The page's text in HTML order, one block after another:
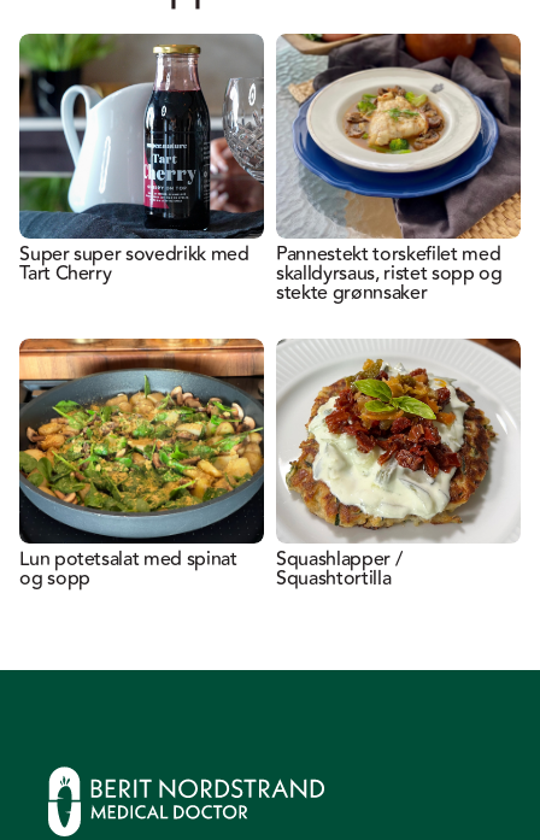
Super super sovedrikk med
Tart Cherry
Pannestekt torskefilet med
skalldyrsaus, ristet sopp og
stekte grønnsaker
Lun potetsalat med spinat
og sopp
Squashlapper /
Squashtortilla